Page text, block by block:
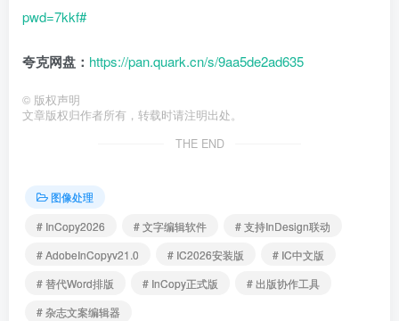
pwd=7kkf#
夸克网盘： https://pan.quark.cn/s/9aa5de2ad635
© 版权声明
文章版权归作者所有，转载时请注明出处。
THE END
图像处理
# InCopy2026
# 文字编辑软件
# 支持InDesign联动
# AdobeInCopyv21.0
# IC2026安装版
# IC中文版
# 替代Word排版
# InCopy正式版
# 出版协作工具
# 杂志文案编辑器